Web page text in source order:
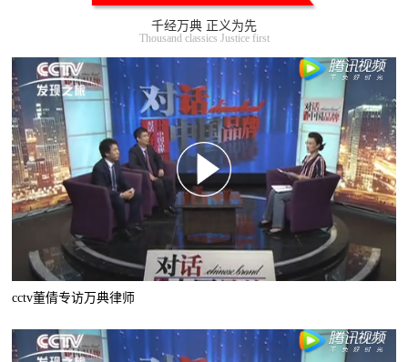
千经万典 正义为先
Thousand classics Justice first
cctv董倩专访万典律师